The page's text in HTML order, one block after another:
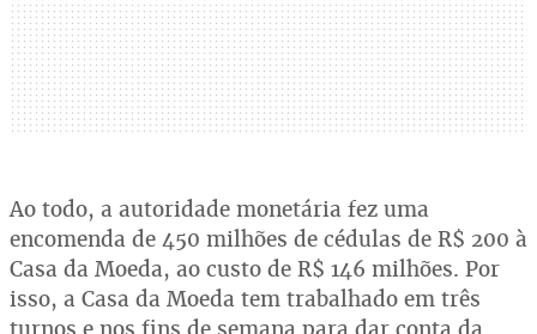
Ao todo, a autoridade monetária fez uma
encomenda de 450 milhões de cédulas de R$ 200 à
Casa da Moeda, ao custo de R$ 146 milhões. Por
isso, a Casa da Moeda tem trabalhado em três
turnos e nos fins de semana para dar conta da